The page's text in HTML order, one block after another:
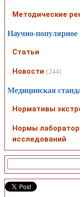
Методические
Научно-популярное
Статьи
Новости (244)
Медицинская
Нормативы
Нормы
исследований